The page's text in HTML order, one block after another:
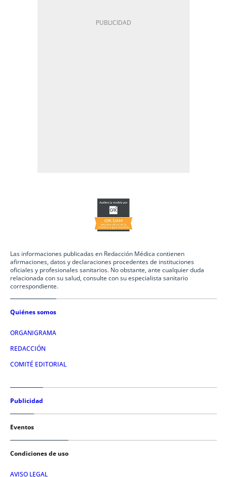
Las informaciones publicadas en Redacción Médica contienen
afirmaciones, datos y declaraciones procedentes de instituciones
oficiales y profesionales sanitarios. No obstante, ante cualquier duda
relacionada con su salud, consulte con su especialista sanitario
correspondiente.
Quiénes somos
ORGANIGRAMA
REDACCIÓN
COMITÉ EDITORIAL
Publicidad
Eventos
Condiciones de uso
AVISO LEGAL